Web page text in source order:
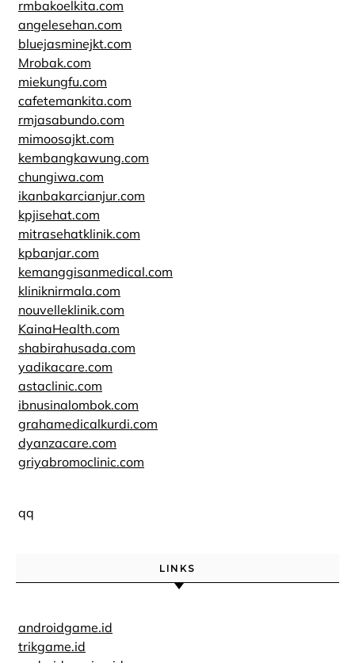
rmbakoelkita.com
angelesehan.com
bluejasminejkt.com
Mrobak.com
miekungfu.com
cafetemankita.com
rmjasabundo.com
mimoosajkt.com
kembangkawung.com
chungiwa.com
ikanbakarcianjur.com
kpjisehat.com
mitrasehatklinik.com
kpbanjar.com
kemanggisanmedical.com
kliniknirmala.com
nouvelleklinik.com
KainaHealth.com
shabirahusada.com
yadikacare.com
astaclinic.com
ibnusinalombok.com
grahamedicalkurdi.com
dyanzacare.com
griyabromoclinic.com
qq
LINKS
androidgame.id
trikgame.id